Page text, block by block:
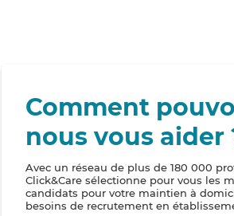
Comment
nous vous aider
Avec un réseau de plus de 180 000
Click&Care sélectionne pour vous les
candidats pour votre maintien à
besoins de recrutement en